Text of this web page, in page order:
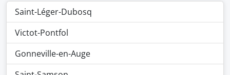
Saint-Léger-Dubosq
Victot-Pontfol
Gonneville-en-Auge